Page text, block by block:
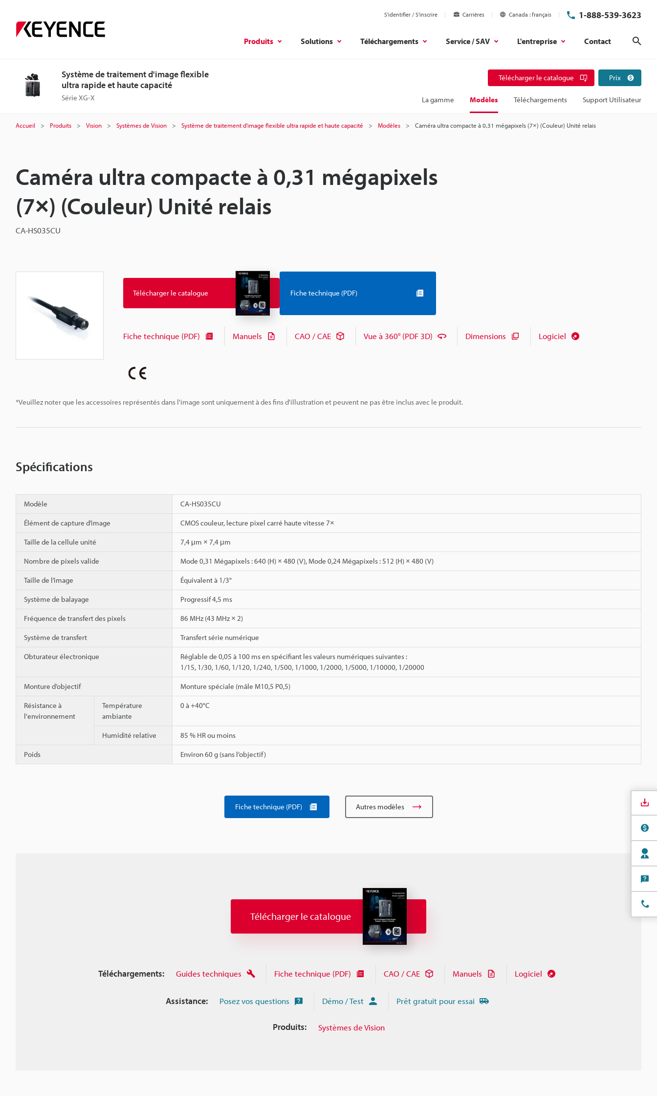
S'identifier / S’inscrire Carrières Canada français 1-888-539-3623
Produits Solutions Téléchargements Service / SAV L'entreprise Contact
Système de traitement d'image flexible
ultra rapide et haute capacité
Série XG-X
Télécharger le catalogue Prix
La gamme Modèles Téléchargements Support Utilisateur
Accueil Produits Vision Systèmes de Vision Système de traitement d'image flexible ultra rapide et haute capacité Modèles Caméra ultra compacte à 0,31 mégapixels (7×) (Couleur) Unité relais
Caméra ultra compacte à 0,31 mégapixels
(7×) (Couleur) Unité relais
CA-HS035CU
*Veuillez noter que les accessoires représentés dans l'image sont uniquement à des fins d'illustration et peuvent ne pas être inclus avec le produit.
Télécharger le catalogue Fiche technique (PDF)
Fiche technique (PDF) Manuels CAO / CAE Vue à 360° (PDF 3D) Dimensions Logiciel
Spécifications
Modèle CA-HS035CU
Élément de capture d’image CMOS couleur, lecture pixel carré haute vitesse 7×
Taille de la cellule unité 7,4 μm × 7,4 μm
Nombre de pixels valide Mode 0,31 Mégapixels : 640 (H) × 480 (V), Mode 0,24 Mégapixels : 512 (H) × 480 (V)
Taille de l’image Équivalent à 1/3"
Système de balayage Progressif 4,5 ms
Fréquence de transfert des pixels 86 MHz (43 MHz × 2)
Système de transfert Transfert série numérique
Obturateur électronique
Réglable de 0,05 à 100 ms en spécifiant les valeurs numériques suivantes :
1/15, 1/30, 1/60, 1/120, 1/240, 1/500, 1/1000, 1/2000, 1/5000, 1/10000, 1/20000
Monture d’objectif Monture spéciale (mâle M10,5 P0,5)
Résistance à
l'environnement
Température
ambiante
0 à +40°C
Humidité relative 85 % HR ou moins
Poids Environ 60 g (sans l’objectif)
Fiche technique (PDF) Autres modèles
Télécharger le catalogue
Téléchargements: Guides techniques Fiche technique (PDF) CAO / CAE Manuels Logiciel
Assistance: Posez vos questions Démo / Test Prêt gratuit pour essai
Produits: Systèmes de Vision